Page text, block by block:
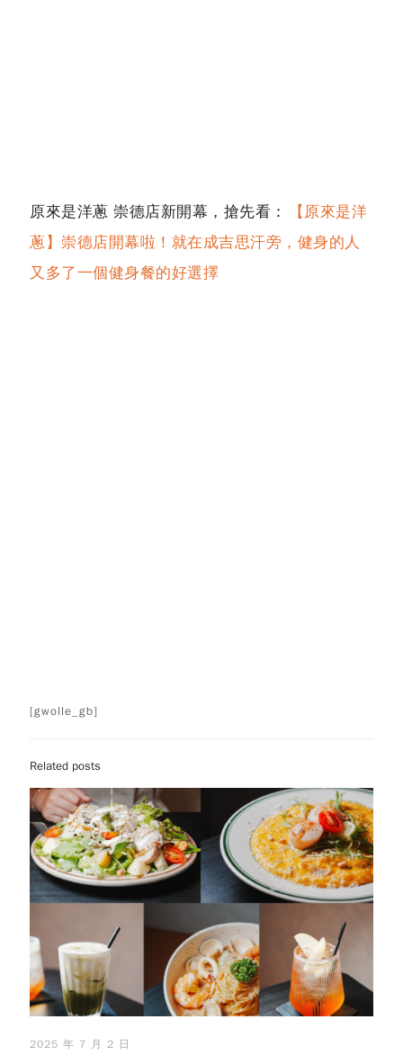
原來是洋蔥 崇德店新開幕，搶先看：
【原來是洋
蔥】崇德店開幕啦！就在成吉思汗旁，健身的人
又多了一個健身餐的好選擇
[gwolle_gb]
Related posts
2025 年 7 月 2 日